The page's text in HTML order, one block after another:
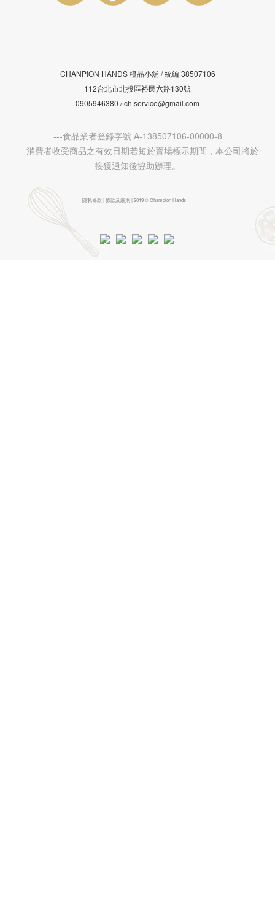
CHANPION HANDS 橙品小舖 /統編38507106
112台北市北投區裕民六路130號
0905946380 / ch.service@gmail.com
---食品業者登錄字號 A-138507106-00000-8
---消費者收受商品之有效日期若短於賣場標示期間，本公司將於
接獲通知後協助辦理。
隱私條款 | 條款及細則 | 2019 © Champion Hands